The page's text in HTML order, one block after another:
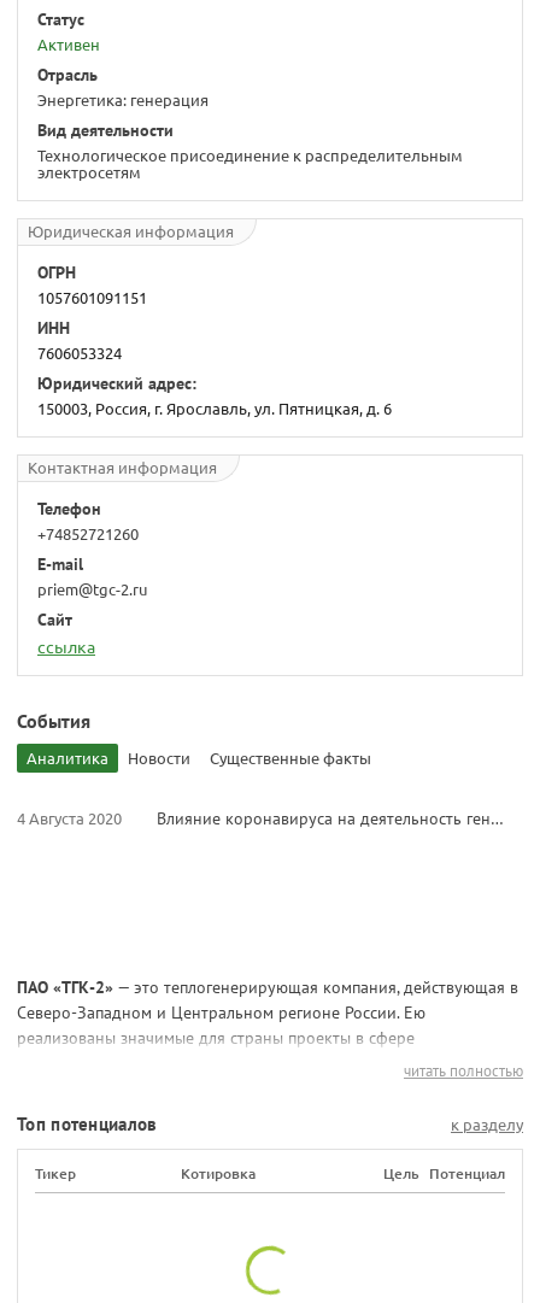
Статус
Активен
Отрасль
Энергетика: генерация
Вид деятельности
Технологическое присоединение к распределительным
электросетям
Юридическая информация
ОГРН
1057601091151
ИНН
7606053324
Юридический адрес:
150003, Россия, г. Ярославль, ул. Пятницкая, д. 6
Контактная информация
Телефон
+74852721260
E-mail
priem@tgc-2.ru
Сайт
ссылка
События
Аналитика Новости Существенные факты
4 Августа 2020 Влияние коронавируса на деятельность генерирующих компаний
ПАО «ТГК-2» — это теплогенерирующая компания, действующая в
Северо-Западном и Центральном регионе России. Ею
реализованы значимые для страны проекты в сфере
электрогенерации. Активно поддерживается охрана окружающей
мероприятия, направленные на энергосбережение.
Краткий экскурс в историю
Строительство производственных мощностей, с которыми сегодня
торфе Ляпинская котельная трансформировала в сеть 5МВт
читать полностью
Топ потенциалов к разделу
Тикер Котировка Цель Потенциал